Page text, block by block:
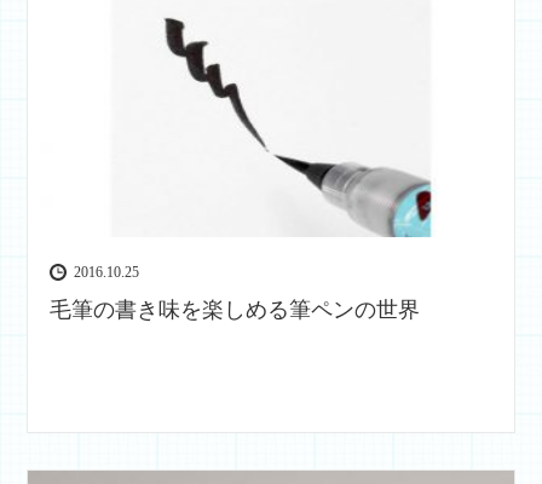
2016.10.25
毛筆の書き味を楽しめる筆ペンの世界